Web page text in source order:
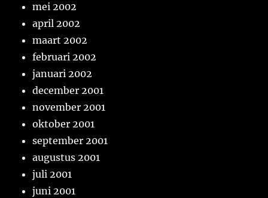
mei 2002
april 2002
maart 2002
februari 2002
januari 2002
december 2001
november 2001
oktober 2001
september 2001
augustus 2001
juli 2001
juni 2001